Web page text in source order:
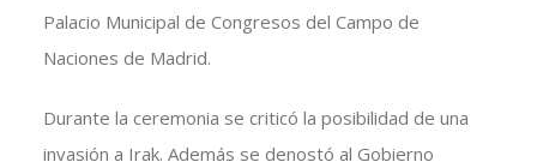
Palacio Municipal de Congresos del Campo de
Naciones de Madrid.
Durante la ceremonia se criticó la posibilidad de una
invasión a Irak. Además se denostó al Gobierno